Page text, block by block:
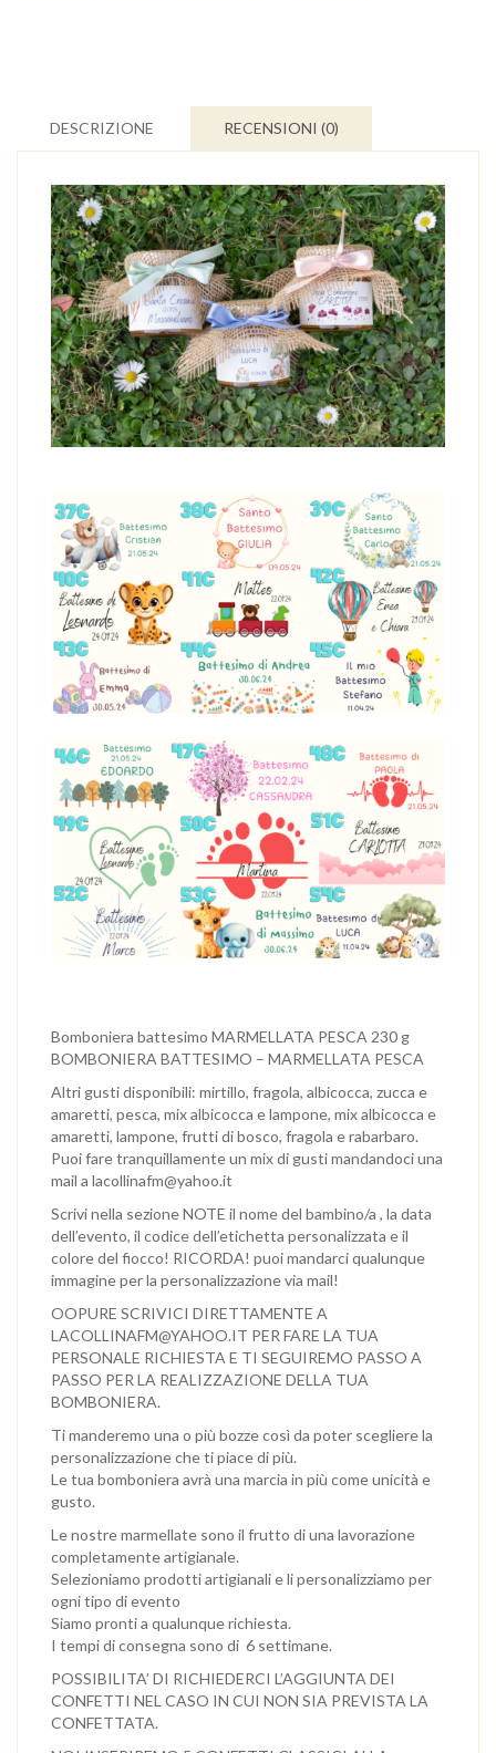
DESCRIZIONE RECENSIONI (0)
Bomboniera battesimo MARMELLATA PESCA 230 g
BOMBONIERA BATTESIMO – MARMELLATA PESCA
Altri gusti disponibili: mirtillo, fragola, albicocca, zucca e
amaretti, pesca, mix albicocca e lampone, mix albicocca e
amaretti, lampone, frutti di bosco, fragola e rabarbaro.
Puoi fare tranquillamente un mix di gusti mandandoci una
mail a lacollinafm@yahoo.it
Scrivi nella sezione NOTE il nome del bambino/a , la data
dell’evento, il codice dell’etichetta personalizzata e il
colore del fiocco! RICORDA! puoi mandarci qualunque
immagine per la personalizzazione via mail!
OOPURE SCRIVICI DIRETTAMENTE A
LACOLLINAFM@YAHOO.IT PER FARE LA TUA
PERSONALE RICHIESTA E TI SEGUIREMO PASSO A
PASSO PER LA REALIZZAZIONE DELLA TUA
BOMBONIERA.
Ti manderemo una o più bozze così da poter scegliere la
personalizzazione che ti piace di più.
Le tua bomboniera avrà una marcia in più come unicità e
gusto.
Le nostre marmellate sono il frutto di una lavorazione
completamente artigianale.
Selezioniamo prodotti artigianali e li personalizziamo per
ogni tipo di evento
Siamo pronti a qualunque richiesta.
I tempi di consegna sono di 6 settimane.
POSSIBILITA’ DI RICHIEDERCI L’AGGIUNTA DEI
CONFETTI NEL CASO IN CUI NON SIA PREVISTA LA
CONFETTATA.